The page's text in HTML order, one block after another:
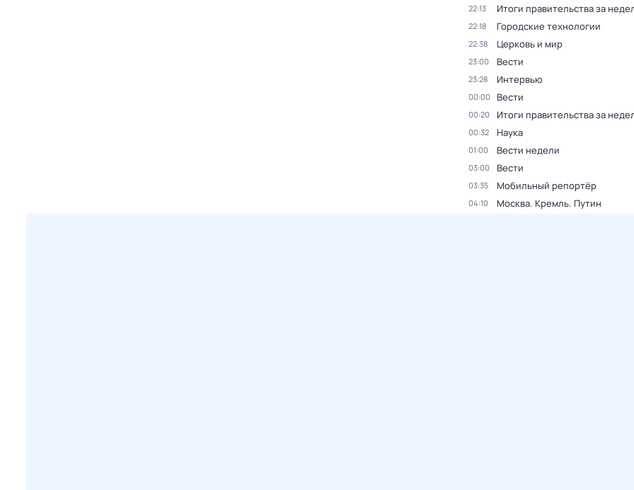
22:13 Итоги правительства за
22:18 Городские технологии
22:38 Церковь и мир
23:00 Вести
23:28 Интервью
00:00 Вести
00:20 Итоги правительства за
00:32 Наука
01:00 Вести недели
03:00 Вести
03:35 Мобильный репортёр
04:10 Москва. Кремль. Путин